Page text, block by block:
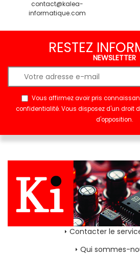
contact@kalea-
informatique.com
RESTEZ
NEWSLETTER
Vous affirmez avoir pris
confidentialité. Vous disposez d'un droit
d'opposition.
Contacter le
Qui sommes-